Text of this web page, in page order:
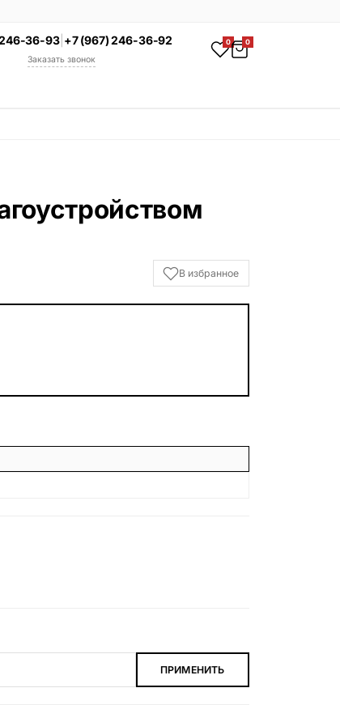
36-93| +7 (967) 246-36-92
Заказать звонок
0 0
УСЛУГИ
В избранное
ПРИМЕНИТЬ